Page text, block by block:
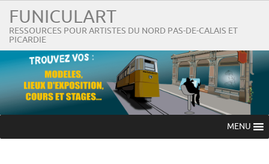
FUNICULART
RESSOURCES POUR ARTISTES DU NORD PAS-DE-CALAIS ET
PICARDIE
MENU